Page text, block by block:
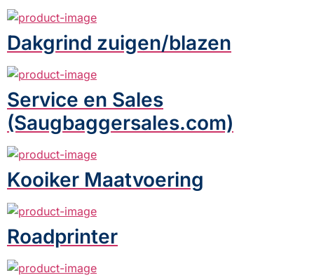
Dakgrind zuigen/blazen
Service en Sales
(Saugbaggersales.com)
Kooiker Maatvoering
Roadprinter